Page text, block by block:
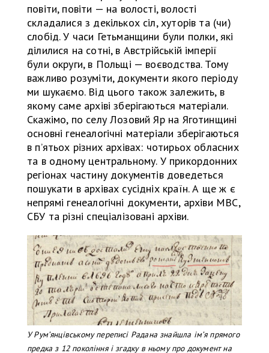
повіти, повіти — на волості, волості
складалися з декількох сіл, хуторів та (чи)
слобід. У часи Гетьманщини були полки, які
ділилися на сотні, в Австрійській імперії
були округи, в Польщі — воєводства. Тому
важливо розуміти, документи якого періоду
ми шукаємо. Від цього також залежить, в
якому саме архіві зберігаються матеріали.
Скажімо, по селу Лозовий Яр на Яготинщині
основні генеалогічні матеріали зберігаються
в п’ятьох різних архівах: чотирьох обласних
та в одному центральному. У прикордонних
регіонах частину документів доведеться
пошукати в архівах сусідніх країн. А ще ж є
непрямі генеалогічні документи, архіви МВС,
СБУ та різні спеціалізовані архіви.
У Румʼянцівському переписі Радана знайшла імʼя прямого
предка з 12 покоління і згадку в ньому про документ на